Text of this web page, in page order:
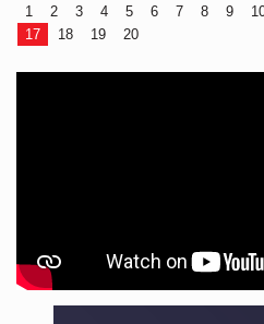
1 2 3 4 5 6 7 8 9
17
18 19 20